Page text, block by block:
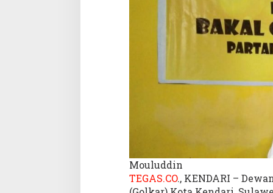
a
f
n
a
n
e
u
Mouluddin
TEGAS.CO., KENDARI –